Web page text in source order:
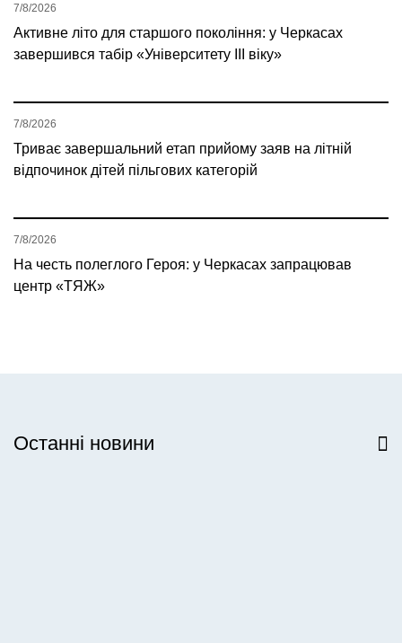
Активне літо для старшого покоління: у Черкасах
завершився табір «Університету ІІІ віку»
7/8/2026
Триває завершальний етап прийому заяв на літній
відпочинок дітей пільгових категорій
7/8/2026
На честь полеглого Героя: у Черкасах запрацював
центр «ТЯЖ»
7/8/2026
Останні новини